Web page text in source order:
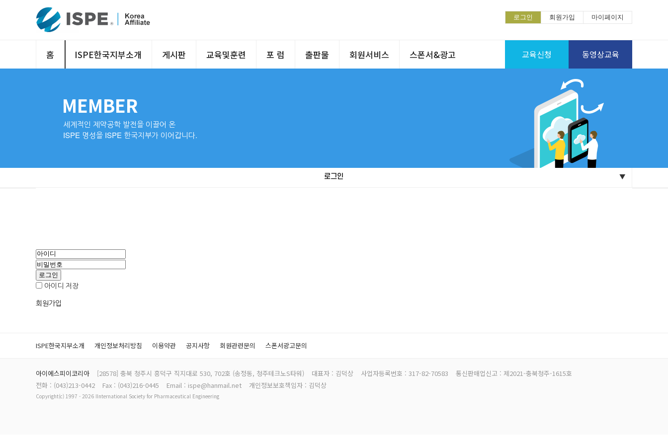
로그인 회원가입 마이페이지
홈 ISPE한국지부소개 게시판 교육및훈련 포 럼 출판물 회원서비스 스폰서&광고 교육신청 동영상교육
MEMBER
세계적인 제약공학 발전을 이끌어 온
ISPE 명성을 ISPE 한국지부가 이어갑니다.
로그인 ▼
개인정보처리방침
아이디 저장
회원가입
ISPE한국지부소개 개인정보처리방침 이용약관 공지사항 회원관련문의 스폰서광고문의
아이에스피이코리아 [28578] 충북 청주시 흥덕구 직지대로 530, 702호 (송정동, 청주테크노S타워) 대표자 : 김덕상 사업자등록번호 : 317-82-70583
통신판매업신고 : 제2021-충북청주-1615호
전화 : (043)213-0442
Fax : (043)216-0445 Email : ispe@hanmail.net 개인정보보호책임자 : 김덕상
Copyright(c) 1997 - 2026 IInternational Society for Pharmaceutical Engineering